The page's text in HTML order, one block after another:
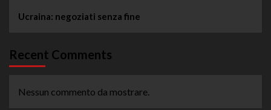
Ucraina: negoziati senza fine
Recent Comments
Nessun commento da mostrare.